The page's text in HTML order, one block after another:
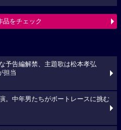
品をチェック
予告編解禁、主題歌は松本孝弘
担当
。中年男たちがボートレースに挑む